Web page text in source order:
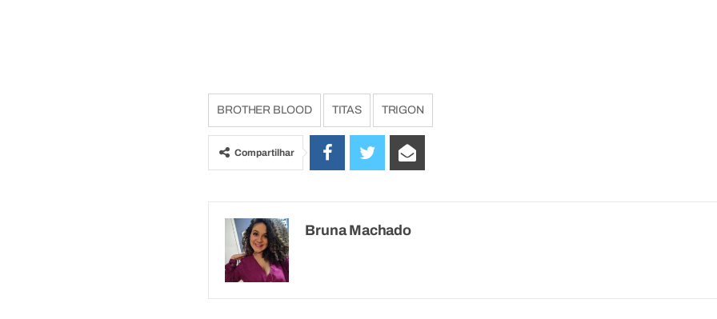
BROTHER BLOOD TITAS TRIGON
Compartilhar
Bruna Machado